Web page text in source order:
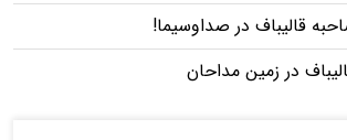
قالیباف در صداوسیما!
در زمین مداحان